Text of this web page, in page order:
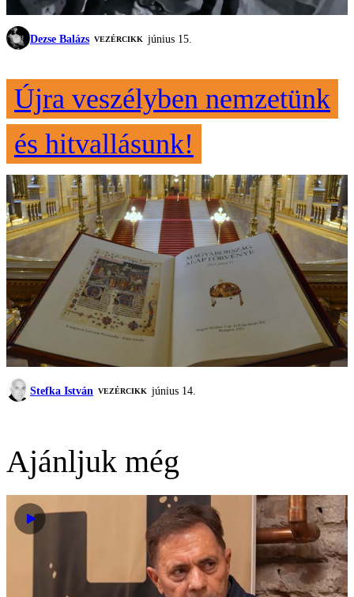
Dezse Balázs VEZÉRCIKK június 15.
Újra veszélyben nemzetünk
és hitvallásunk!
Stefka István VEZÉRCIKK június 14.
Ajánljuk még